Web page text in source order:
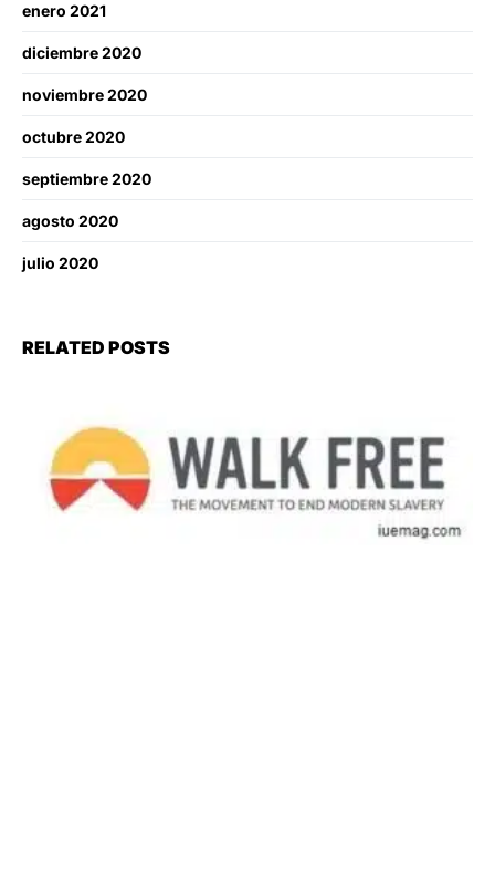
enero 2021
diciembre 2020
noviembre 2020
octubre 2020
septiembre 2020
agosto 2020
julio 2020
RELATED POSTS